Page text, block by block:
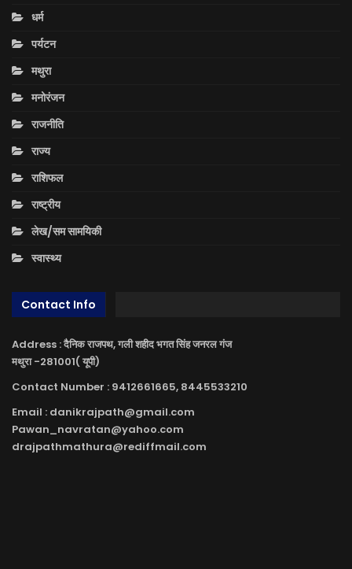
धर्म
पर्यटन
मथुरा
मनोरंजन
राजनीति
राज्य
राशिफल
राष्ट्रीय
लेख/सम सामयिकी
स्वास्थ्य
Contact Info
Address : दैनिक राजपथ, गली शहीद भगत सिंह जनरल गंज
मथुरा -281001( यूपी)
Contact Number : 9412661665, 8445533210
Email : danikrajpath@gmail.com
Pawan_navratan@yahoo.com
drajpathmathura@rediffmail.com